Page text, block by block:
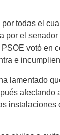
todas el
por el
votó en
e
lamentado
afectando